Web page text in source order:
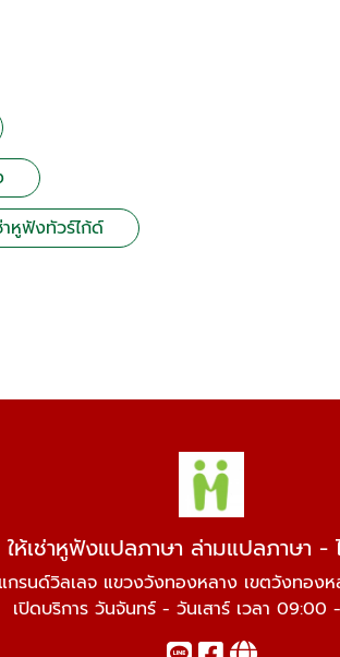
าหูฟังทัวร์ไก้ด์
ให้เช่าหูฟังแปลภาษา ล่ามแปลภาษา -
รนด์วิลเลจ แขวงวังทองหลาง เขตวังทองห
เปิดบริการ วันจันทร์ - วันเสาร์ เวลา 09:00